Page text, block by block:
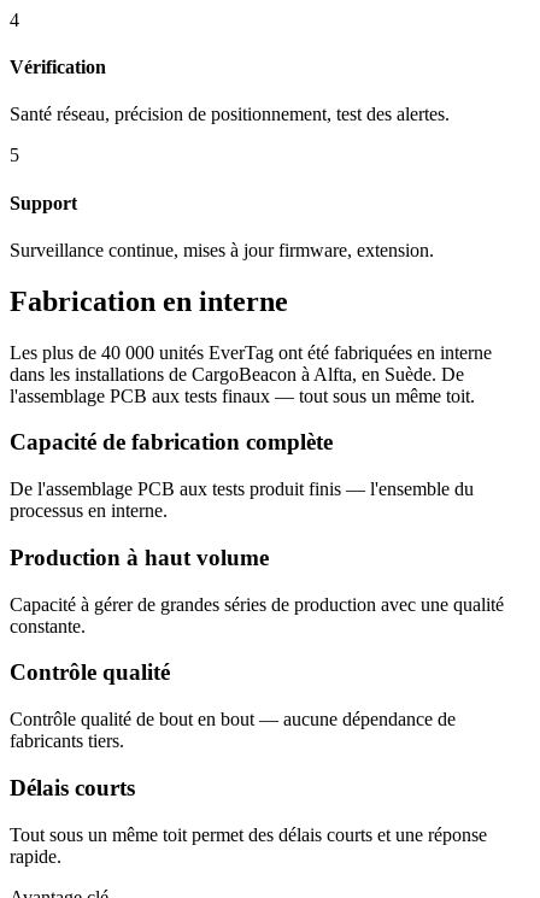
4
Vérification
Santé réseau, précision de positionnement, test des alertes.
5
Support
Surveillance continue, mises à jour firmware, extension.
Fabrication en interne
Les plus de 40 000 unités EverTag ont été fabriquées en interne
dans les installations de CargoBeacon à Alfta, en Suède. De
l'assemblage PCB aux tests finaux — tout sous un même toit.
Capacité de fabrication complète
De l'assemblage PCB aux tests produit finis — l'ensemble du
processus en interne.
Production à haut volume
Capacité à gérer de grandes séries de production avec une qualité
constante.
Contrôle qualité
Contrôle qualité de bout en bout — aucune dépendance de
fabricants tiers.
Délais courts
Tout sous un même toit permet des délais courts et une réponse
rapide.